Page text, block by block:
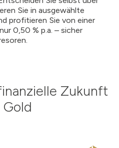
Sie in ausgewählte
profitieren Sie von einer
0,50 % p.a. – sicher
Zukunft